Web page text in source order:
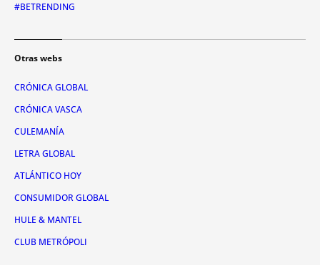
#BETRENDING
Otras webs
CRÓNICA GLOBAL
CRÓNICA VASCA
CULEMANÍA
LETRA GLOBAL
ATLÁNTICO HOY
CONSUMIDOR GLOBAL
HULE & MANTEL
CLUB METRÓPOLI